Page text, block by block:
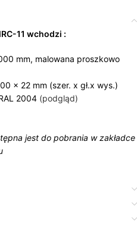
11 wchodzi :
mm, malowana proszkowo
x 22 mm (szer. x gł.x wys.)
2004 (podgląd)
jest do pobrania w zakładce